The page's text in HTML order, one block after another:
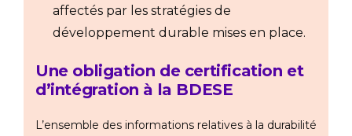
affectés par les stratégies de
développement durable mises en place.
Une obligation de certification et
d’intégration à la BDESE
L’ensemble des informations relatives à la durabilité